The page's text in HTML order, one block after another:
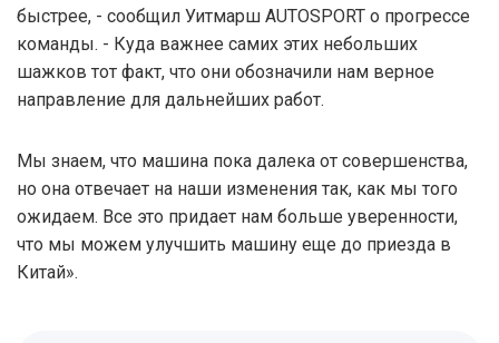
быстрее, - сообщил Уитмарш AUTOSPORT о прогрессе
команды. - Куда важнее самих этих небольших
шажков тот факт, что они обозначили нам верное
направление для дальнейших работ.
Мы знаем, что машина пока далека от совершенства,
но она отвечает на наши изменения так, как мы того
ожидаем. Все это придает нам больше уверенности,
что мы можем улучшить машину еще до приезда в
Китай».